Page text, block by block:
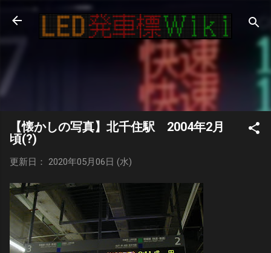
スキップしてメイン コンテンツに移動
【懐かしの写真】北千住駅 2004年2月
頃(?)
更新日： 2020年05月06日 (水)